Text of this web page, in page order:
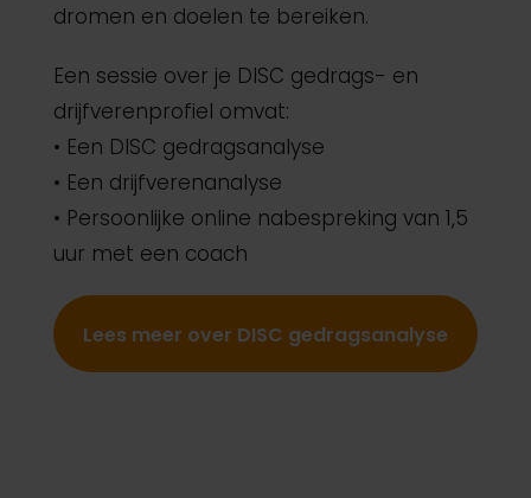
dromen en doelen te bereiken.
Een sessie over je DISC gedrags- en
drijfverenprofiel omvat:
• Een DISC gedragsanalyse
• Een drijfverenanalyse
• Persoonlijke online nabespreking van 1,5
uur met een coach
Lees meer over DISC gedragsanalyse